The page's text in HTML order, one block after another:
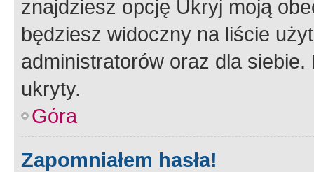
znajdziesz opcję Ukryj moją
będziesz widoczny na liście
administratorów oraz dla
ukryty.
Góra
Zapomniałem hasła!